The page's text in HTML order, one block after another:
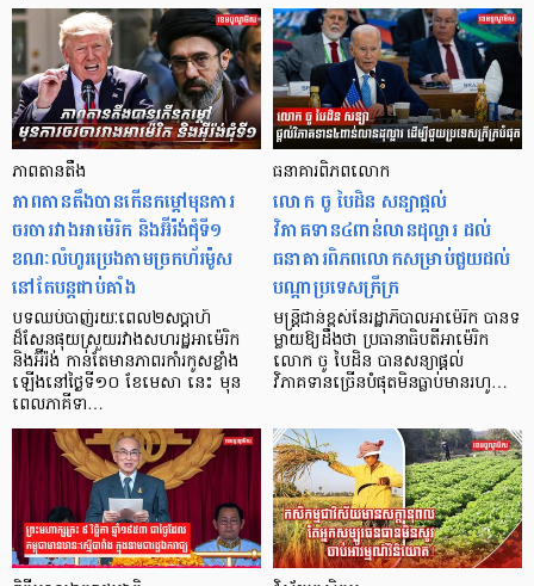
ភាពតានតឹង
ភាពតានតឹងបានកើនកម្ដៅមុនការ
ចរចារវាងអាម៉េរិក និងអ៊ីរ៉ង់ជុំទី១
ខណៈលំហូរប្រេងតាមច្រកហ័រម៉ូស
នៅតែបន្តជាប់គាំង
បទឈប់បាញ់រយៈពេល២សប្តាហ៍
ដ៏សែនផុយស្រួយរវាងសហរដ្ឋអាម៉េរិក
និងអ៊ីរ៉ង់ កាន់តែមានភាពរកាំរកូសខ្លាំង
ឡើងនៅថ្ងៃទី១០ ខែមេសា នេះ មុន
ពេលភាគីទា…
ធនាគារពិភពលោក
លោក ចូ បៃដិន សន្យាផ្ដល់
វិភាគទាន៤ពាន់លានដុល្លារ ដល់
ធនាគារពិភពលោកសម្រាប់ជួយដល់
បណ្ដាប្រទេសក្រីក្រ
មន្ត្រីជាន់ខ្ពស់នៃរដ្ឋាភិបាលអាម៉េរិក បានទ
ម្លាយឱ្យដឹងថា ប្រធានាធិបតីអាម៉េរិក
លោក ចូ បៃដិន បានសន្យាផ្តល់
វិភាគទានច្រើនបំផុតមិនធ្លាប់មានរហូ…